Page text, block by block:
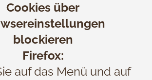
Cookies über
blockieren
Firefox:
auf das Menü und auf